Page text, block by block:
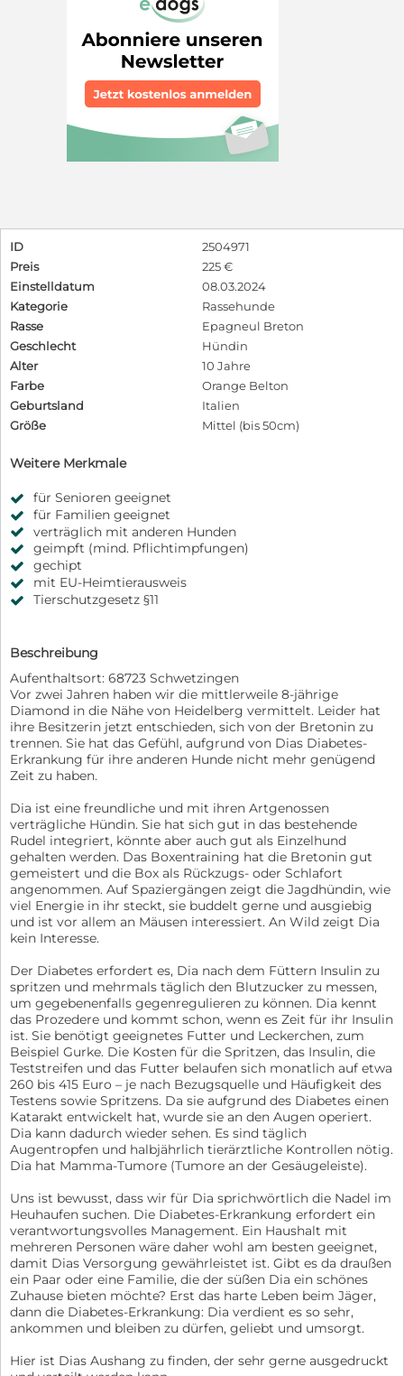
ID
2504971
Preis
225 €
Einstelldatum
08.03.2024
Kategorie
Rassehunde
Rasse
Epagneul Breton
Geschlecht
Hündin
Alter
10 Jahre
Farbe
Orange Belton
Geburtsland
Italien
Größe
Mittel (bis 50cm)
Weitere Merkmale
für Senioren geeignet
für Familien geeignet
verträglich mit anderen Hunden
geimpft (mind. Pflichtimpfungen)
gechipt
mit EU-Heimtierausweis
Tierschutzgesetz §11
Beschreibung
Aufenthaltsort: 68723 Schwetzingen
Vor zwei Jahren haben wir die mittlerweile 8-jährige
Diamond in die Nähe von Heidelberg vermittelt. Leider hat
ihre Besitzerin jetzt entschieden, sich von der Bretonin zu
trennen. Sie hat das Gefühl, aufgrund von Dias Diabetes-
Erkrankung für ihre anderen Hunde nicht mehr genügend
Zeit zu haben.
Dia ist eine freundliche und mit ihren Artgenossen
verträgliche Hündin. Sie hat sich gut in das bestehende
Rudel integriert, könnte aber auch gut als Einzelhund
gehalten werden. Das Boxentraining hat die Bretonin gut
gemeistert und die Box als Rückzugs- oder Schlafort
angenommen. Auf Spaziergängen zeigt die Jagdhündin, wie
viel Energie in ihr steckt, sie buddelt gerne und ausgiebig
und ist vor allem an Mäusen interessiert. An Wild zeigt Dia
kein Interesse.
Der Diabetes erfordert es, Dia nach dem Füttern Insulin zu
spritzen und mehrmals täglich den Blutzucker zu messen,
um gegebenenfalls gegenregulieren zu können. Dia kennt
das Prozedere und kommt schon, wenn es Zeit für ihr Insulin
ist. Sie benötigt geeignetes Futter und Leckerchen, zum
Beispiel Gurke. Die Kosten für die Spritzen, das Insulin, die
Teststreifen und das Futter belaufen sich monatlich auf etwa
260 bis 415 Euro – je nach Bezugsquelle und Häufigkeit des
Testens sowie Spritzens. Da sie aufgrund des Diabetes einen
Katarakt entwickelt hat, wurde sie an den Augen operiert.
Dia kann dadurch wieder sehen. Es sind täglich
Augentropfen und halbjährlich tierärztliche Kontrollen nötig.
Dia hat Mamma-Tumore (Tumore an der Gesäugeleiste).
Uns ist bewusst, dass wir für Dia sprichwörtlich die Nadel im
Heuhaufen suchen. Die Diabetes-Erkrankung erfordert ein
verantwortungsvolles Management. Ein Haushalt mit
mehreren Personen wäre daher wohl am besten geeignet,
damit Dias Versorgung gewährleistet ist. Gibt es da draußen
ein Paar oder eine Familie, die der süßen Dia ein schönes
Zuhause bieten möchte? Erst das harte Leben beim Jäger,
dann die Diabetes-Erkrankung: Dia verdient es so sehr,
ankommen und bleiben zu dürfen, geliebt und umsorgt.
Hier ist Dias Aushang zu finden, der sehr gerne ausgedruckt